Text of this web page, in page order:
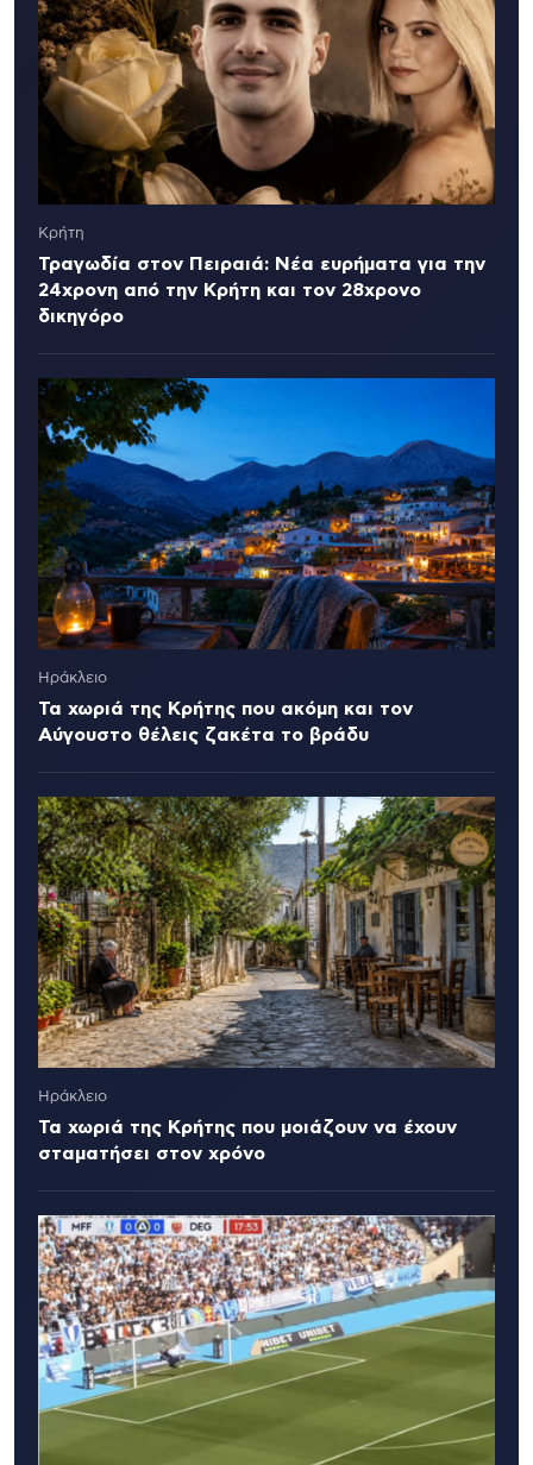
Κρήτη
Τραγωδία στον Πειραιά: Νέα ευρήματα για την
24χρονη από την Κρήτη και τον 28χρονο
δικηγόρο
Ηράκλειο
Τα χωριά της Κρήτης που ακόμη και τον
Αύγουστο θέλεις ζακέτα το βράδυ
Ηράκλειο
Τα χωριά της Κρήτης που μοιάζουν να έχουν
σταματήσει στον χρόνο